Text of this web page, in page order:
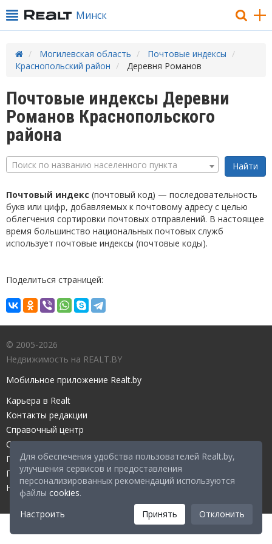
Для обеспечения удобства пользователей Realt.by,
улучшения сервисов и предоставления
персонализированных рекомендаций используются
файлы cookies.
Настроить
Принять Отклонить
Минск
Могилевская область
Почтовые индексы
Краснопольский район
Деревня Романов
Почтовые индексы Деревни
Романов Краснопольского
района
Поиск по названию населенного пункта
Почтовый индекс (почтовый код) — последовательность
букв или цифр, добавляемых к почтовому адресу с целью
облегчения сортировки почтовых отправлений. В настоящее
время большинство национальных почтовых служб
использует почтовые индексы (почтовые коды).
Поделиться страницей:
© 2005-2026
Недвижимость на REALT.BY
Мобильное приложение Realt.by
Карьера в Realt
Контакты редакции
Справочный центр
Служба поддержки
Прейскурант
Правовые документы
Настройка файлов cookies